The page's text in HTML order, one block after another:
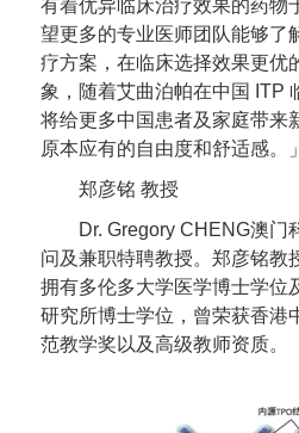
有着优异临床治疗效果的药物
望更多的专业医师团队能够了
疗方案，在临床选择效果更优
象，随着艾曲泊帕在中国 ITP
将给更多中国患者及家庭带来
原本应有的自由度和舒适感。」
郑彦铭 教授
Dr. Gregory CHENG澳门
问及兼职特聘教授。郑彦铭教
拥有多伦多大学医学博士学位
研究所博士学位，曾荣获香港
范教学奖以及高级教师资质。